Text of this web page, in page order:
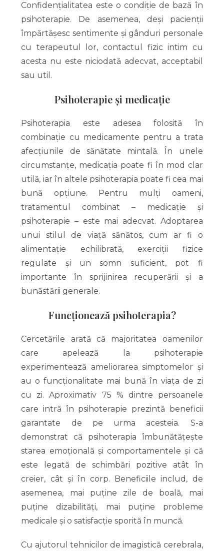
Confidențialitatea este o condiție de bază în
psihoterapie. De asemenea, deși pacienții
împărtășesc sentimente și gânduri personale
cu terapeutul lor, contactul fizic intim cu
acesta nu este niciodată adecvat, acceptabil
sau util.
Psihoterapie și medicație
Psihoterapia este adesea folosită în
combinație cu medicamente pentru a trata
afecțiunile de sănătate mintală. În unele
circumstanțe, medicația poate fi în mod clar
utilă, iar în altele psihoterapia poate fi cea mai
bună opțiune. Pentru mulți oameni,
tratamentul combinat – medicație și
psihoterapie – este mai adecvat. Adoptarea
unui stilul de viață sănătos, cum ar fi o
alimentație echilibrată, exerciții fizice
regulate și un somn suficient, pot fi
importante în sprijinirea recuperării și a
bunăstării generale.
Funcționează psihoterapia?
Cercetările arată că majoritatea oamenilor
care apelează la psihoterapie
experimentează ameliorarea simptomelor și
au o funcționalitate mai bună în viața de zi
cu zi. Aproximativ 75 % dintre persoanele
care intră în psihoterapie prezintă beneficii
garantate de pe urma acesteia. S-a
demonstrat că psihoterapia îmbunătățește
starea emoțională și comportamentele și că
este legată de schimbări pozitive atât în
creier, cât și în corp. Beneficiile includ, de
asemenea, mai puține zile de boală, mai
puține dizabilități, mai puține probleme
medicale și o satisfacție sporită în muncă.
Cu ajutorul tehnicilor de imagistică cerebrala,